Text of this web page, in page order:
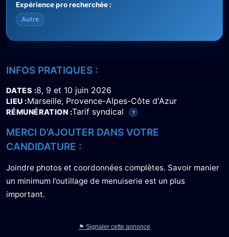
Expérience pro recherchée :
Autre
INFOS PRATIQUES :
DATES 8, 9 et 10 juin 2026
LIEU Marseille, Provence-Alpes-Côte d'Azur
RÉMUNÉRATION Tarif syndical ?
MERCI D'AJOUTER DANS VOTRE
CANDIDATURE :
Joindre photos et coordonnées complètes. Savoir manier
un minimum l’outillage de menuiserie est un plus
important.
⚑ Signaler cette annonce